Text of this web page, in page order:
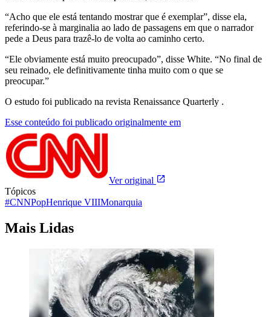
“Acho que ele está tentando mostrar que é exemplar”, disse ela,
referindo-se à marginalia ao lado de passagens em que o narrador
pede a Deus para trazê-lo de volta ao caminho certo.
“Ele obviamente está muito preocupado”, disse White. “No final de
seu reinado, ele definitivamente tinha muito com o que se
preocupar.”
O estudo foi publicado na revista Renaissance Quarterly .
Esse conteúdo foi publicado originalmente em
Ver original
Tópicos
#CNNPopHenrique VIIIMonarquia
Mais Lidas